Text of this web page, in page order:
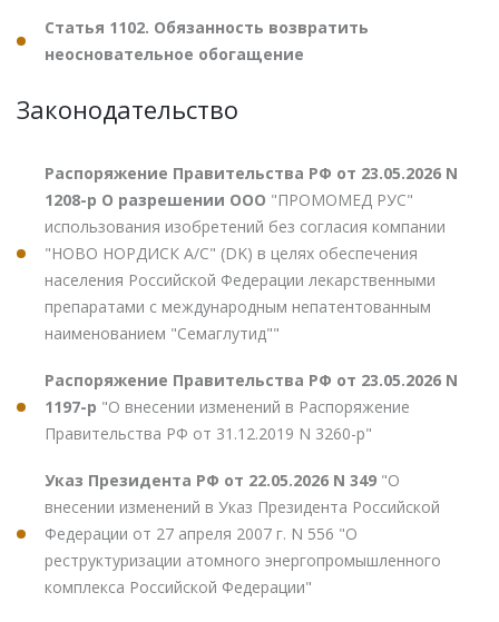
Статья 1102. Обязанность возвратить
неосновательное обогащение
Законодательство
Распоряжение Правительства РФ от 23.05.2026 N
1208-р О разрешении ООО "ПРОМОМЕД РУС"
использования изобретений без согласия компании
"НОВО НОРДИСК А/С" (DK) в целях обеспечения
населения Российской Федерации лекарственными
препаратами с международным непатентованным
наименованием "Семаглутид""
Распоряжение Правительства РФ от 23.05.2026 N
1197-р "О внесении изменений в Распоряжение
Правительства РФ от 31.12.2019 N 3260-р"
Указ Президента РФ от 22.05.2026 N 349 "О
внесении изменений в Указ Президента Российской
Федерации от 27 апреля 2007 г. N 556 "О
реструктуризации атомного энергопромышленного
комплекса Российской Федерации"